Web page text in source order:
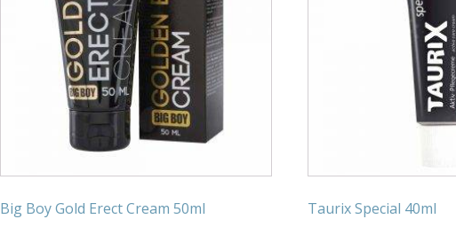
Big Boy Gold Erect Cream 50ml
Taurix Special 40ml